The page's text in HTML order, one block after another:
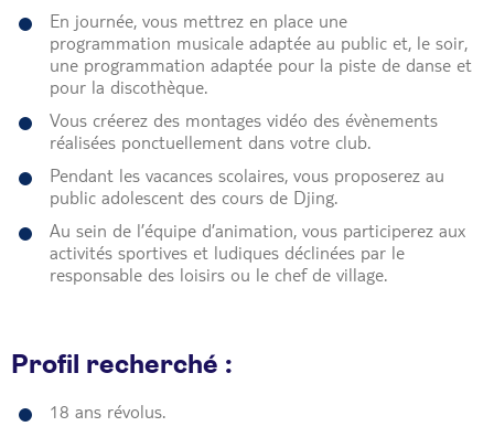
En journée, vous mettrez en place une
programmation musicale adaptée au public et, le soir,
une programmation adaptée pour la piste de danse et
pour la discothèque.
Vous créerez des montages vidéo des évènements
réalisées ponctuellement dans votre club.
Pendant les vacances scolaires, vous proposerez au
public adolescent des cours de Djing.
Au sein de l’équipe d’animation, vous participerez aux
activités sportives et ludiques déclinées par le
responsable des loisirs ou le chef de village.
Profil recherché :
18 ans révolus.